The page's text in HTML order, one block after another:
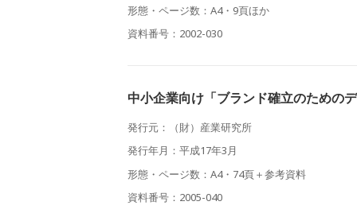
形態・ページ数：A4・9頁ほか
資料番号：2002-030
中小企業向け「ブランド確立のための
発行元：（財）産業研究所
発行年月：平成17年3月
形態・ページ数：A4・74頁＋参考資料
資料番号：2005-040